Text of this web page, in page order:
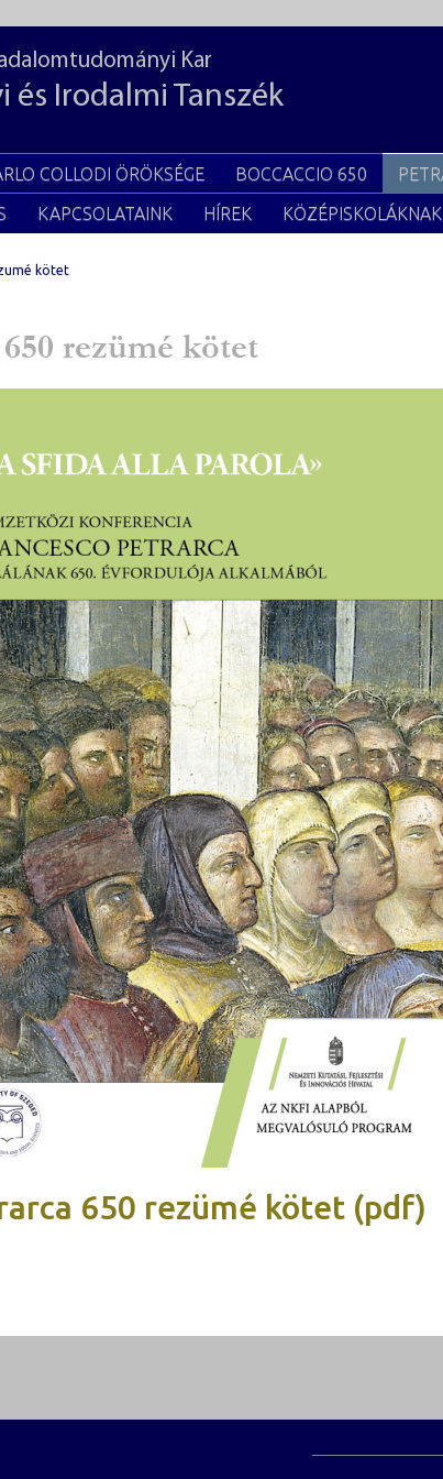
Kar
és Irodalmi Tanszék
COLLODI ÖRÖKSÉGE BOCCACCIO 650
KAPCSOLATAINK HÍREK KÖZÉPISKOLÁKNAK
kötet
rezümé kötet
650 rezümé kötet (pdf)